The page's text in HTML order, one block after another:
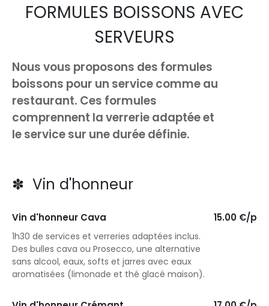
FORMULES BOISSONS AVEC
SERVEURS
Nous vous proposons des formules
boissons pour un service comme au
restaurant. Ces formules
comprennent la verrerie adaptée et
le service sur une durée définie.
✽ Vin d'honneur
Vin d'honneur Cava 15.00 €/p
1h30 de services et verreries adaptées inclus.
Des bulles cava ou Prosecco, une alternative
sans alcool, eaux, softs et jarres avec eaux
aromatisées (limonade et thé glacé maison).